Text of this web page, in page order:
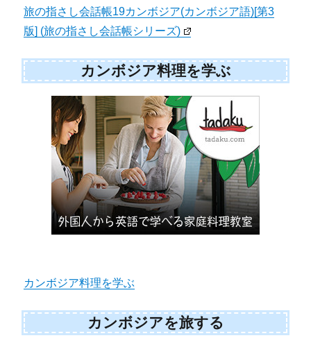
旅の指さし会話帳19カンボジア(カンボジア語)[第3
版] (旅の指さし会話帳シリーズ)
カンボジア料理を学ぶ
カンボジア料理を学ぶ
カンボジアを旅する